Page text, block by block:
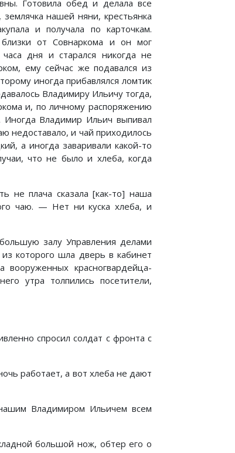
Готовила обед и делала все
нашей няни, крестьянка
и получала по карточкам.
от Совнаркома и он мог
дня и старался никогда не
ему сейчас же подавался из
иногда прибавлялся ломтик
Владимиру Ильичу тогда,
и, по личному распоряжению
Иногда Владимир Ильич выпивал
недоставало, и чай приходилось
а иногда заваривали какой-то
что не было и хлеба, когда
не плача сказала [как-то] наша
чаю. — Нет ни куска хлеба, и
залу Управления делами
которого шла дверь в кабинет
красногвардейца-
утра толпились посетители,
спросил солдат с фронта с
работает, а вот хлеба не дают
Владимиром Ильичем всем
большой нож, обтер его о